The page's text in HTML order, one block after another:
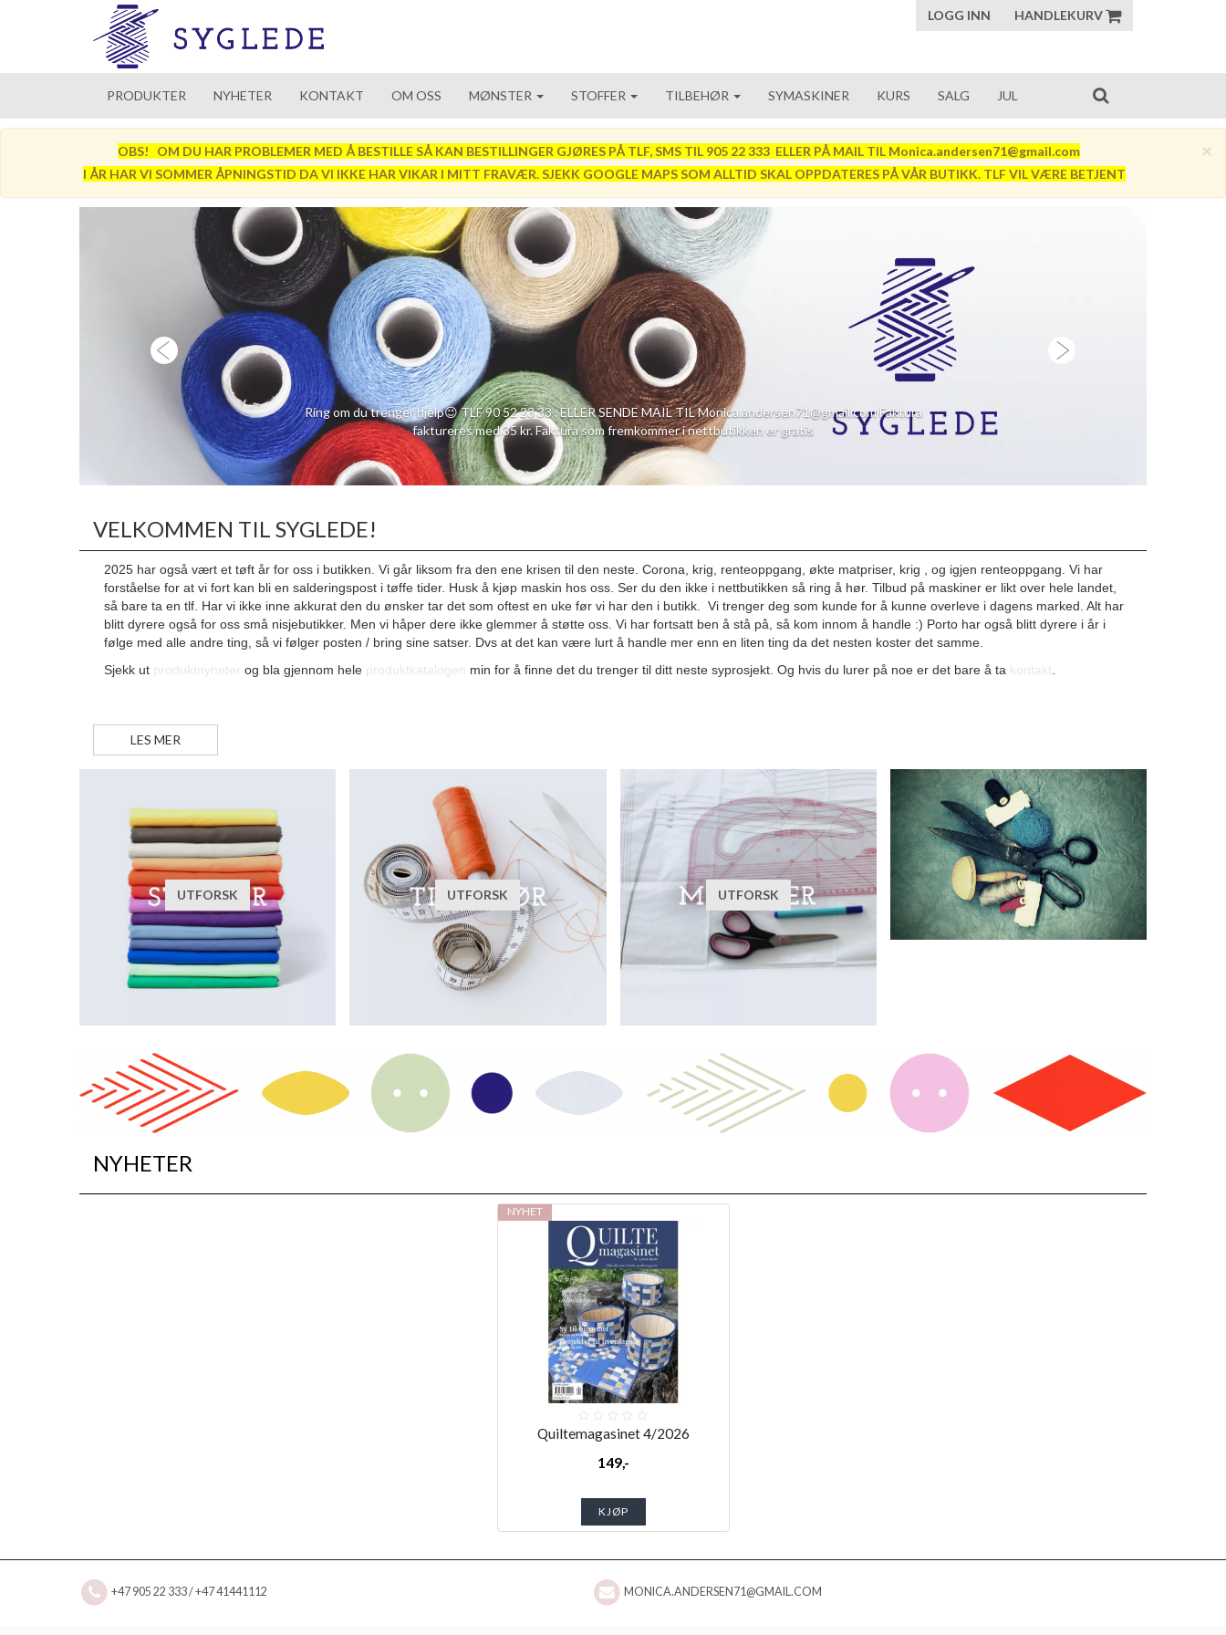
LOGG INN HANDLEKURV
PRODUKTER NYHETER KONTAKT OM OSS MØNSTER STOFFER TILBEHØR SYMASKINER KURS SALG JUL
×
OBS! OM DU HAR PROBLEMER MED Å BESTILLE SÅ KAN BESTILLINGER GJØRES PÅ TLF, SMS TIL 905 22 333 ELLER PÅ MAIL TIL Monica.andersen71@gmail.com
I ÅR HAR VI SOMMER ÅPNINGSTID DA VI IKKE HAR VIKAR I MITT FRAVÆR. SJEKK GOOGLE MAPS SOM ALLTID SKAL OPPDATERES PÅ VÅR BUTIKK. TLF VIL VÆRE BETJENT
Ring om du trenger hjelp😉 TLF 90 52 23 33 . ELLER SENDE MAIL TIL Monica.andersen71@gmail.com Faktura
faktureres med 35 kr. Faktura som fremkommer i nettbutikken er gratis
Previous
VELKOMMEN TIL SYGLEDE!
2025 har også vært et tøft år for oss i butikken. Vi går liksom fra den ene krisen til den neste. Corona, krig, renteoppgang, økte matpriser, krig , og igjen renteoppgang. Vi har
forståelse for at vi fort kan bli en salderingspost i tøffe tider. Husk å kjøp maskin hos oss. Ser du den ikke i nettbutikken så ring å hør. Tilbud på maskiner er likt over hele landet,
så bare ta en tlf. Har vi ikke inne akkurat den du ønsker tar det som oftest en uke før vi har den i butikk. Vi trenger deg som kunde for å kunne overleve i dagens marked. Alt har
blitt dyrere også for oss små nisjebutikker. Men vi håper dere ikke glemmer å støtte oss. Vi har fortsatt ben å stå på, så kom innom å handle :) Porto har også blitt dyrere i år i
følge med alle andre ting, så vi følger posten / bring sine satser. Dvs at det kan være lurt å handle mer enn en liten ting da det nesten koster det samme.
Sjekk ut produktnyheter og bla gjennom hele produktkatalogen min for å finne det du trenger til ditt neste syprosjekt. Og hvis du lurer på noe er det bare å ta kontakt
LES MER
UTFORSK UTFORSK UTFORSK
NYHETER
NYHET
Quiltemagasinet 4/2026
149,-
KJØP
+47 905 22 333 / +47 41441112 MONICA.ANDERSEN71@GMAIL.COM